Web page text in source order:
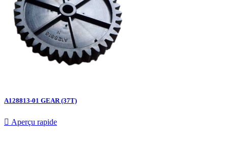
A128813-01 GEAR (37T)
 Aperçu rapide